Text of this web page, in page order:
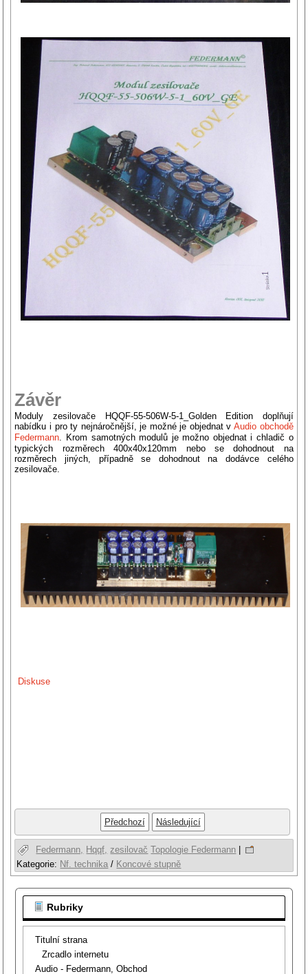
Závěr
Moduly zesilovače HQQF-55-506W-5-1_Golden Edition doplňují
nabídku i pro ty nejnáročnější, je možné je objednat v Audio obchodě
Federmann . Krom samotných modulů je možno objednat i chladič o
typických rozměrech 400x40x120mm nebo se dohodnout na
rozměrech jiných, případně se dohodnout na dodávce celého
zesilovače.
Diskuse
Předchozí Následující
Federmann, Hqqf, zesilovač Topologie Federmann |
Kategorie: Nf. technika / Koncové stupně
Rubriky
Titulní strana
Zrcadlo internetu
Audio - Federmann, Obchod